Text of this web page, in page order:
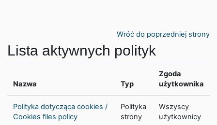
Wróć do poprzedniej strony
Lista aktywnych polityk
Nazwa Typ
Zgoda
użytkownika
Polityka dotycząca cookies /
Cookies files policy
Polityka
strony
Wszyscy
użytkownicy